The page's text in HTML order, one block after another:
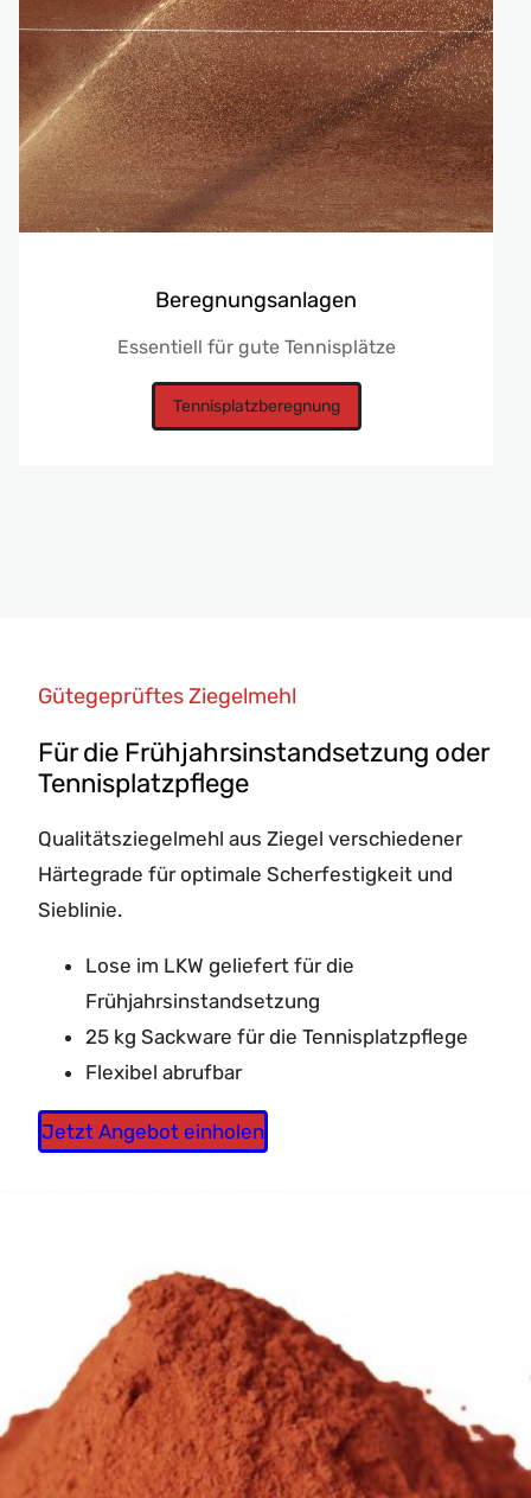
Beregnungsanlagen
Essentiell für gute Tennisplätze
Tennisplatzberegnung
Gütegeprüftes Ziegelmehl
Für die Frühjahrsinstandsetzung oder
Tennisplatzpflege
Qualitätsziegelmehl aus Ziegel verschiedener
Härtegrade für optimale Scherfestigkeit und
Sieblinie.
Lose im LKW geliefert für die
Frühjahrsinstandsetzung
25 kg Sackware für die Tennisplatzpflege
Flexibel abrufbar
Jetzt Angebot einholen